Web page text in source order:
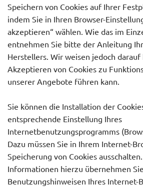
Speichern von Cookies auf Ihrer
indem Sie in Ihren Browser-
akzeptieren“ wählen. Wie das im
entnehmen Sie bitte der Anleitung
Herstellers. Wir weisen jedoch darauf
Akzeptieren von Cookies zu
unserer Angebote führen kann.
Sie können die Installation der
entsprechende Einstellung Ihres
Internetbenutzungsprogramms
Dazu müssen Sie in Ihrem Internet-
Speicherung von Cookies
Informationen hierzu übernehmen
Benutzungshinweisen Ihres Internet-